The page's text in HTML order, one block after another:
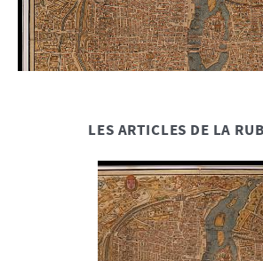
LES ARTICLES DE LA